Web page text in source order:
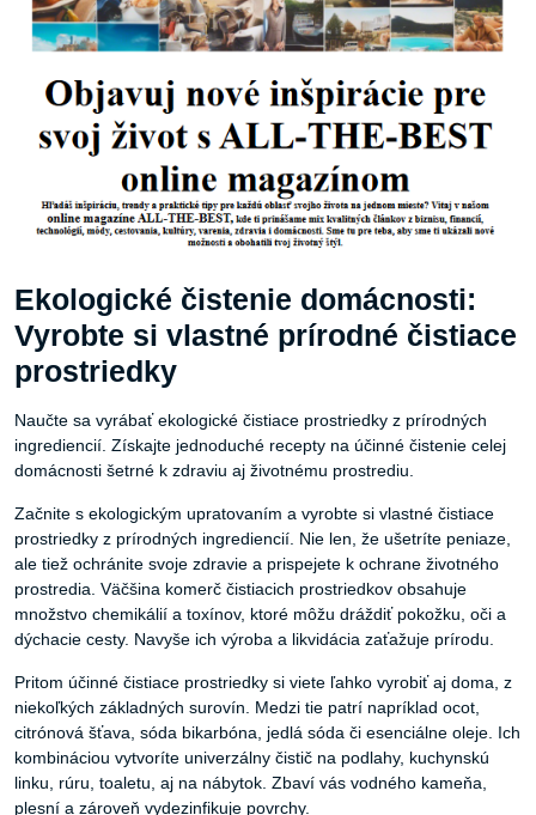
Ekologické čistenie domácnosti:
Vyrobte si vlastné prírodné čistiace
prostriedky
Naučte sa vyrábať ekologické čistiace prostriedky z prírodných
ingrediencií. Získajte jednoduché recepty na účinné čistenie celej
domácnosti šetrné k zdraviu aj životnému prostrediu.
Začnite s ekologickým upratovaním a vyrobte si vlastné čistiace
prostriedky z prírodných ingrediencií. Nie len, že ušetríte peniaze,
ale tiež ochránite svoje zdravie a prispejete k ochrane životného
prostredia. Väčšina komerč čistiacich prostriedkov obsahuje
množstvo chemikálií a toxínov, ktoré môžu dráždiť pokožku, oči a
dýchacie cesty. Navyše ich výroba a likvidácia zaťažuje prírodu.
Pritom účinné čistiace prostriedky si viete ľahko vyrobiť aj doma, z
niekoľkých základných surovín. Medzi tie patrí napríklad ocot,
citrónová šťava, sóda bikarbóna, jedlá sóda či esenciálne oleje. Ich
kombináciou vytvoríte univerzálny čistič na podlahy, kuchynskú
linku, rúru, toaletu, aj na nábytok. Zbaví vás vodného kameňa,
plesní a zároveň vydezinfikuje povrchy.